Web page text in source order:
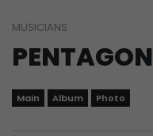
MUSICIANS
PENTAGON
Main Album Photo